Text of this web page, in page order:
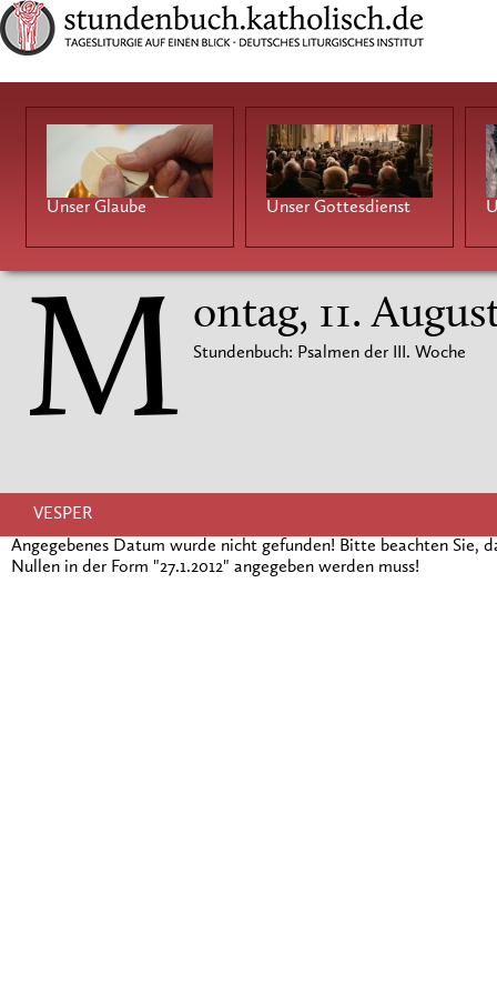
Unser Glaube Unser Gottesdienst
M ontag, 11.
Stundenbuch: Psalmen der III. Woche
VESPER
Angegebenes Datum wurde nicht gefunden! Bitte beachten Sie,
Nullen in der Form "27.1.2012" angegeben werden muss!